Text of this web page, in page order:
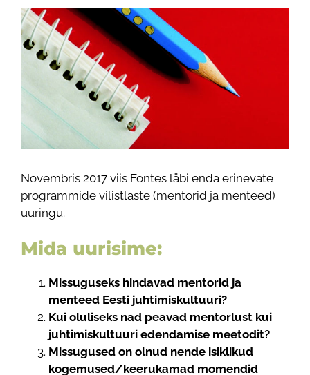
View
Larger
Image
Novembris 2017 viis Fontes läbi enda erinevate
programmide vilistlaste (mentorid ja menteed)
uuringu.
Mida uurisime:
Missuguseks hindavad mentorid ja
menteed Eesti juhtimiskultuuri?
Kui oluliseks nad peavad mentorlust kui
juhtimiskultuuri edendamise meetodit?
Missugused on olnud nende isiklikud
kogemused/keerukamad momendid